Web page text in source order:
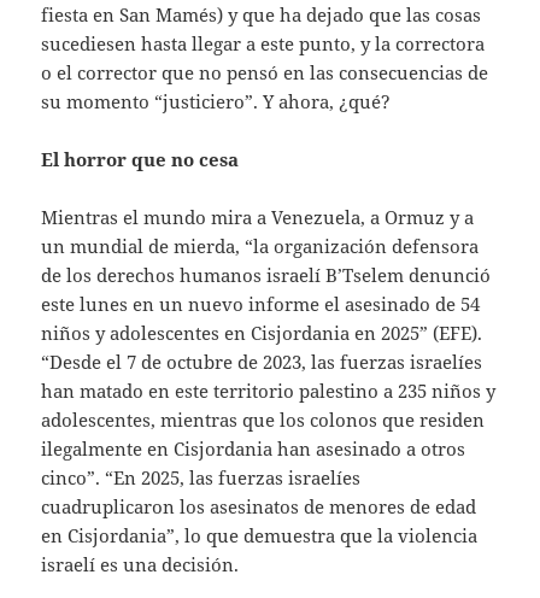
fiesta en San Mamés) y que ha dejado que las cosas
sucediesen hasta llegar a este punto, y la correctora
o el corrector que no pensó en las consecuencias de
su momento “justiciero”. Y ahora, ¿qué?
El horror que no cesa
Mientras el mundo mira a Venezuela, a Ormuz y a
un mundial de mierda, “la organización defensora
de los derechos humanos israelí B’Tselem denunció
este lunes en un nuevo informe el asesinado de 54
niños y adolescentes en Cisjordania en 2025” (EFE).
“Desde el 7 de octubre de 2023, las fuerzas israelíes
han matado en este territorio palestino a 235 niños y
adolescentes, mientras que los colonos que residen
ilegalmente en Cisjordania han asesinado a otros
cinco”. “En 2025, las fuerzas israelíes
cuadruplicaron los asesinatos de menores de edad
en Cisjordania”, lo que demuestra que la violencia
israelí es una decisión.